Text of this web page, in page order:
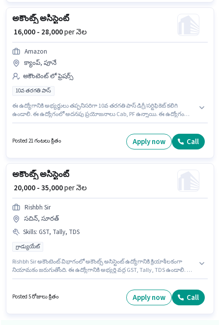
అకౌంట్స్ అసిస్టెంట్
₹ 16,000 - 28,000per నెల
Amazon
క్యాంప్, పూనే
అకౌంటెంట్ లో ఫ్రెషర్స్
10వ తరగతి పాస్
ఈ ఉద్యోగానికి అభ్యర్థులు తప్పనిసరిగా 10వ తరగతి పాస్ డిగ్రీ/సర్టిఫికెట్ కలిగి
ఉండాలి. ఈ ఉద్యోగంలో అదనపు ప్రయోజనాలు Cab, PF ఉన్నాయి. ఈ ఉద్యోగం
అకౌంట్స్ అసిస్టెంట్ గా చేరండి.
Posted 21 గంటలు క్రితం Apply now Call
అకౌంట్స్ అసిస్టెంట్
₹ 20,000 - 35,000per నెల
Rishbh Sir
సచిన్, సూరత్
Skills: GST, Tally, TDS
గ్రాడ్యుయేట్
Rishbh Sir అకౌంటెంట్ విభాగంలో అకౌంట్స్ అసిస్టెంట్ ఉద్యోగానికి క్రియాశీలకంగా
నియామకం జరుగుతోంది. ఈ ఉద్యోగానికి అభ్యర్థి వద్ద GST, Tally, TDS ఉండాలి. ఈ
లు ఉద్యోగ స్థాయి మరియు కంపెనీ పాలసీలపై ఆధారపడి ఇప్పించబడతాయి.
Posted 5 రోజులు క్రితం Apply now Call